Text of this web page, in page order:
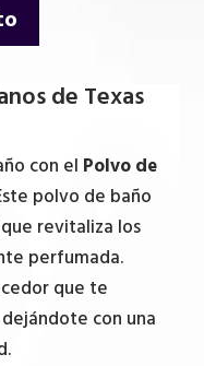
de Texas
con el Polvo de
polvo de baño
revitaliza los
perfumada.
que te
con una